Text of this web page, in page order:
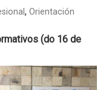
, Orientación
(do 16 de